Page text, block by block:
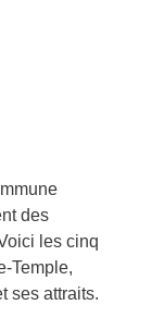
des
les cinq
Temple,
ses attraits.